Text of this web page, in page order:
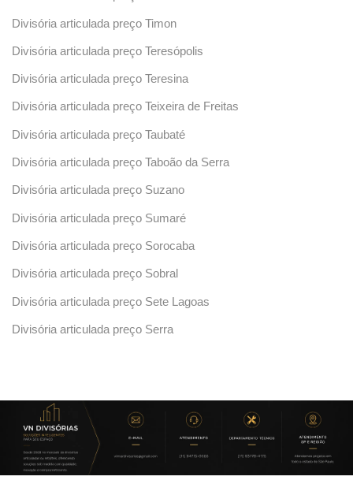
Divisória articulada preço Timon
Divisória articulada preço Teresópolis
Divisória articulada preço Teresina
Divisória articulada preço Teixeira de Freitas
Divisória articulada preço Taubaté
Divisória articulada preço Taboão da Serra
Divisória articulada preço Suzano
Divisória articulada preço Sumaré
Divisória articulada preço Sorocaba
Divisória articulada preço Sobral
Divisória articulada preço Sete Lagoas
Divisória articulada preço Serra